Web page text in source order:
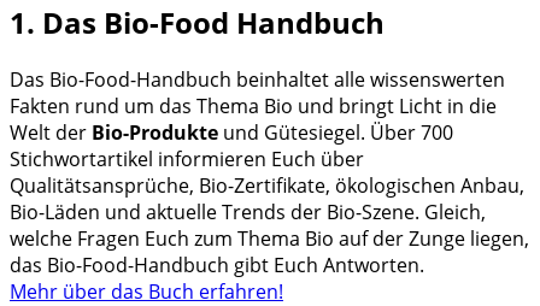
1. Das Bio-Food Handbuch
Das Bio-Food-Handbuch beinhaltet alle wissenswerten
Fakten rund um das Thema Bio und bringt Licht in die
Welt der Bio-Produkte und Gütesiegel. Über 700
Stichwortartikel informieren Euch über
Qualitätsansprüche, Bio-Zertifikate, ökologischen Anbau,
Bio-Läden und aktuelle Trends der Bio-Szene. Gleich,
welche Fragen Euch zum Thema Bio auf der Zunge liegen,
das Bio-Food-Handbuch gibt Euch Antworten.
Mehr über das Buch erfahren!